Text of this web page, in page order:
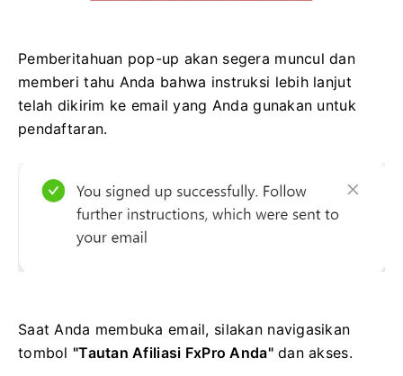
Pemberitahuan pop-up akan segera muncul dan
memberi tahu Anda bahwa instruksi lebih lanjut
telah dikirim ke email yang Anda gunakan untuk
pendaftaran.
Saat Anda membuka email, silakan navigasikan
tombol "Tautan Afiliasi FxPro Anda"dan akses.